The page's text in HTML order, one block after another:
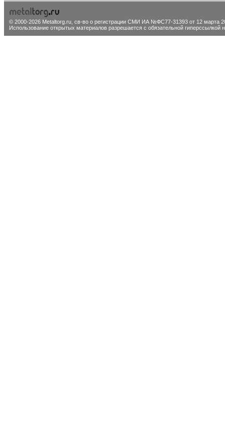
© 2000-2026 Metaltorg.ru, св-во о регистрации СМИ ИА №ФС77-31393 от 12 марта
Использование открытых материалов разрешается с обязательной гиперссылкой